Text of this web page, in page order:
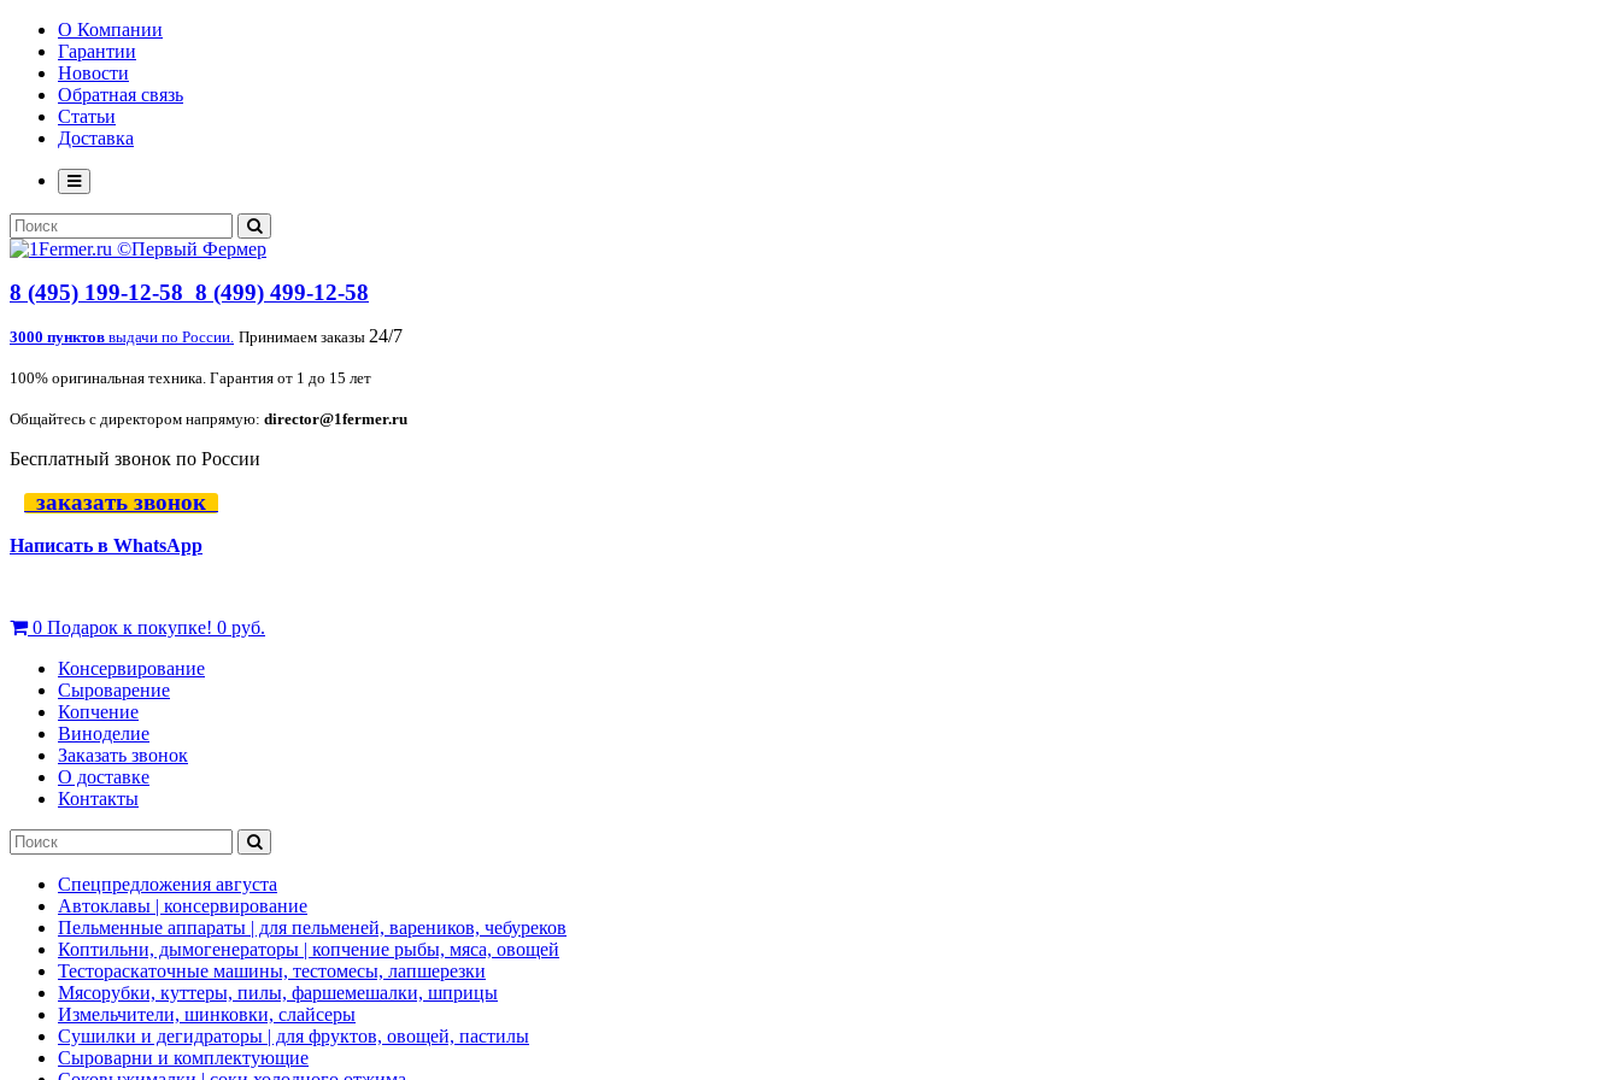
О Компании
Гарантии
Новости
Обратная связь
Статьи
Доставка
8 (495) 199-12-58 8 (499) 499-12-58
3000 пунктов выдачи по России. Принимаем заказы 24/7
100% оригинальная техника. Гарантия от 1 до 15 лет
Общайтесь с директором напрямую: director@1fermer.ru
Бесплатный звонок по России
заказать звонок
Написать в WhatsApp
0 Подарок к покупке! 0 руб.
Консервирование
Сыроварение
Копчение
Виноделие
Заказать звонок
О доставке
Контакты
Спецпредложения августа
Автоклавы | консервирование
Пельменные аппараты | для пельменей, вареников, чебуреков
Коптильни, дымогенераторы | копчение рыбы, мяса, овощей
Тестораскаточные машины, тестомесы, лапшерезки
Мясорубки, куттеры, пилы, фаршемешалки, шприцы
Измельчители, шинковки, слайсеры
Сушилки и дегидраторы | для фруктов, овощей, пастилы
Сыроварни и комплектующие